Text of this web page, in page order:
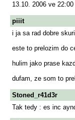
13.10. 2006 ve 22:00
piiit
i ja sa rad dobre
este to prelozim do
hulim jako prase
dufam, ze som to
Stoned_r41d3r
Tak tedy : es inc